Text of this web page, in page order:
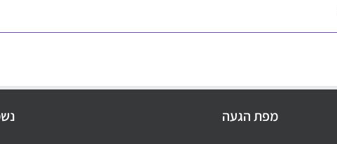
מפת הגעה